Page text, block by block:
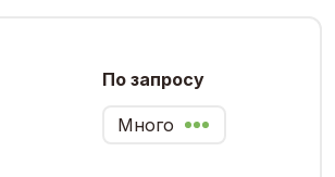
По запросу
Много